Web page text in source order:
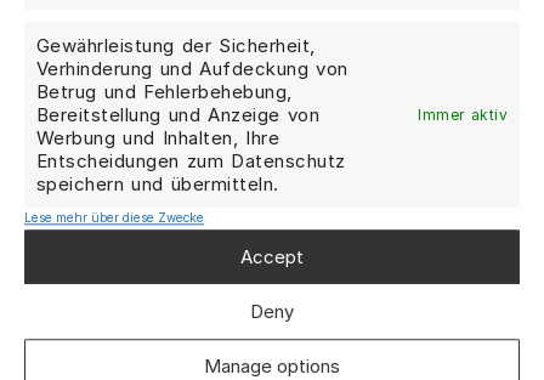
Gewährleistung der Sicherheit,
Verhinderung und Aufdeckung von
Betrug und Fehlerbehebung,
Bereitstellung und Anzeige von
Werbung und Inhalten, Ihre
Entscheidungen zum Datenschutz
speichern und übermitteln.
Immer aktiv
Lese mehr über diese Zwecke
Accept
Deny
Manage options